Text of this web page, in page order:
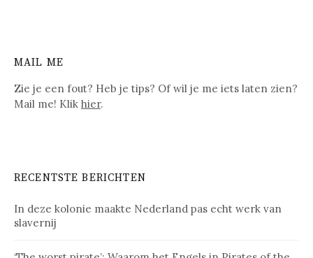
MAIL ME
Zie je een fout? Heb je tips? Of wil je me iets laten zien?
Mail me! Klik hier.
RECENTSTE BERICHTEN
In deze kolonie maakte Nederland pas echt werk van
slavernij